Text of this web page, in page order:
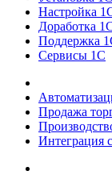
Настройка
Доработка
Поддержка
Сервисы 1С
Продажа